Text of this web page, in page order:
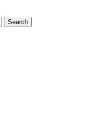
Search